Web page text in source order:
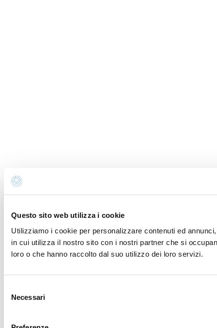
Questo sito web utilizza i cookie
Utilizziamo i cookie per personalizzare contenuti ed
in cui utilizza il nostro sito con i nostri partner che si
loro o che hanno raccolto dal suo utilizzo dei loro servizi.
delNecessari